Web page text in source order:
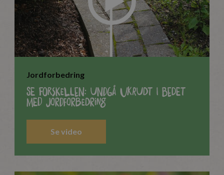
Jordforbedring
Se forskellen: Undgå ukrudt i bedet
med Jordforbedring
Se video